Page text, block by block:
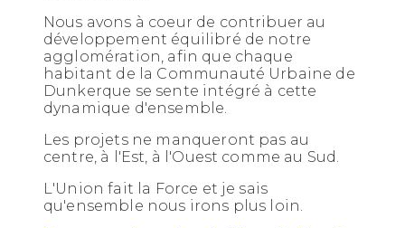
Nous avons à coeur de contribuer au
développement équilibré de notre
agglomération, afin que chaque
habitant de la Communauté Urbaine de
Dunkerque se sente intégré à cette
dynamique d'ensemble.
Les projets ne manqueront pas au
centre, à l'Est, à l'Ouest comme au Sud.
L'Union fait la Force et je sais
qu'ensemble nous irons plus loin.